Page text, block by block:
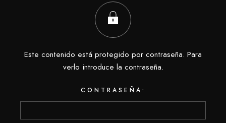
Este contenido está protegido por contraseña. Para
verlo introduce la contraseña.
CONTRASEÑA: